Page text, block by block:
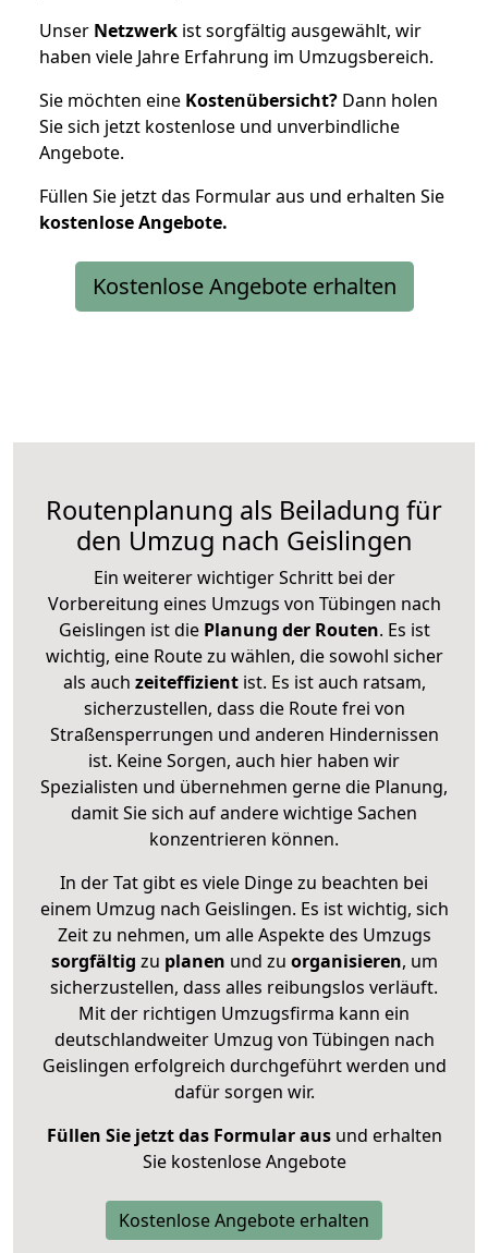
Unser Netzwerk ist sorgfältig ausgewählt, wir
haben viele Jahre Erfahrung im Umzugsbereich.
Sie möchten eine Kostenübersicht? Dann holen
Sie sich jetzt kostenlose und unverbindliche
Angebote.
Füllen Sie jetzt das Formular aus und erhalten Sie
kostenloseAngebote.
Kostenlose Angebote erhalten
Routenplanung als Beiladung für
den Umzug nach Geislingen
Ein weiterer wichtiger Schritt bei der
Vorbereitung eines Umzugs von Tübingen nach
Geislingen ist diePlanung der Routen. Es ist
wichtig, eine Route zu wählen, die sowohl sicher
als auch zeiteffizientist. Es ist auch ratsam,
sicherzustellen, dass die Route frei von
Straßensperrungen und anderen Hindernissen
ist. Keine Sorgen, auch hier haben wir
Spezialisten und übernehmen gerne die Planung,
damit Sie sich auf andere wichtige Sachen
konzentrieren können.
In der Tat gibt es viele Dinge zu beachten bei
einem Umzug nach Geislingen. Es ist wichtig, sich
Zeit zu nehmen, um alle Aspekte des Umzugs
sorgfältig zu planen und zu organisieren, um
sicherzustellen, dass alles reibungslos verläuft.
Mit der richtigen Umzugsfirma kann ein
deutschlandweiter Umzug von Tübingen nach
Geislingen erfolgreich durchgeführt werden und
dafür sorgen wir.
Füllen Sie jetzt das Formular ausund erhalten
Sie kostenlose Angebote
Kostenlose Angebote erhalten